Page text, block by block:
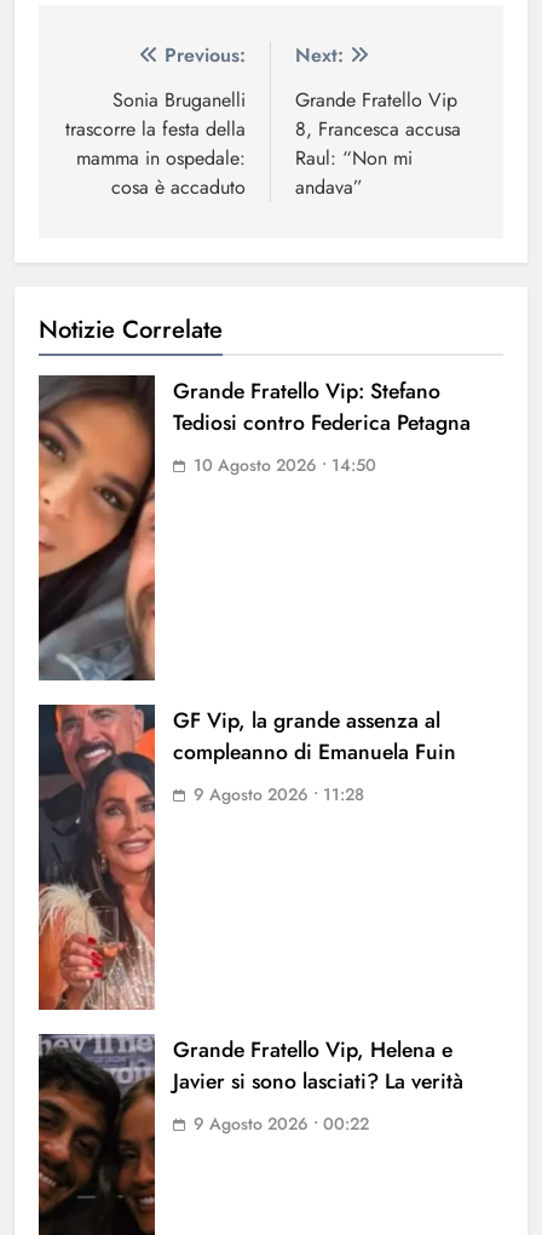
Navigazione
articoli
Previous:
Sonia Bruganelli
trascorre la festa della
mamma in ospedale:
cosa è accaduto
Next:
Grande Fratello Vip
8, Francesca accusa
Raul: “Non mi
andava”
Notizie Correlate
Grande Fratello Vip: Stefano
Tediosi contro Federica Petagna
10 Agosto 2026 • 14:50
GF Vip, la grande assenza al
compleanno di Emanuela Fuin
9 Agosto 2026 • 11:28
Grande Fratello Vip, Helena e
Javier si sono lasciati? La verità
9 Agosto 2026 • 00:22